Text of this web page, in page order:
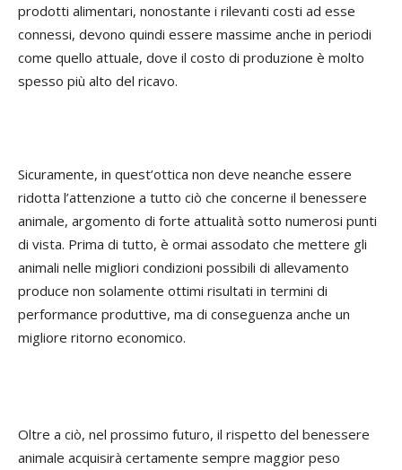
prodotti alimentari, nonostante i rilevanti costi ad esse
connessi, devono quindi essere massime anche in periodi
come quello attuale, dove il costo di produzione è molto
spesso più alto del ricavo.
Sicuramente, in quest’ottica non deve neanche essere
ridotta l’attenzione a tutto ciò che concerne il benessere
animale, argomento di forte attualità sotto numerosi punti
di vista. Prima di tutto, è ormai assodato che mettere gli
animali nelle migliori condizioni possibili di allevamento
produce non solamente ottimi risultati in termini di
performance produttive, ma di conseguenza anche un
migliore ritorno economico.
Oltre a ciò, nel prossimo futuro, il rispetto del benessere
animale acquisirà certamente sempre maggior peso